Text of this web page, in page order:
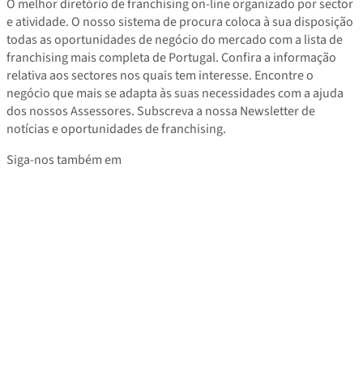
O melhor diretório de franchising on-line organizado por sector
e atividade. O nosso sistema de procura coloca à sua disposição
todas as oportunidades de negócio do mercado com a lista de
franchising mais completa de Portugal. Confira a informação
relativa aos sectores nos quais tem interesse. Encontre o
negócio que mais se adapta às suas necessidades com a ajuda
dos nossos Assessores. Subscreva a nossa Newsletter de
notícias e oportunidades de franchising.
Siga-nos também em